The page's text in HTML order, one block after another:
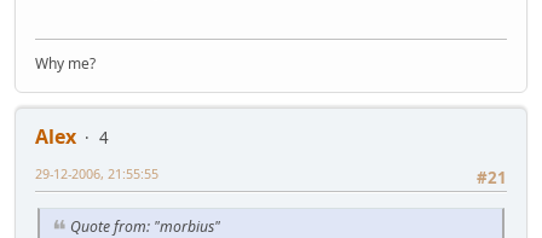
Why me?
Alex
4
#21
29-12-2006, 21:55:55
Quote from: "morbius"